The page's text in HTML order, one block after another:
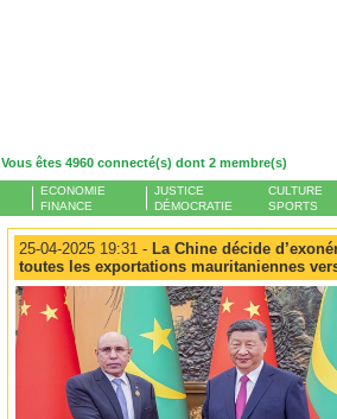
Vous êtes 4960 connecté(s) dont 2 membre(s)
ECONOMIE
FINANCE
JUSTICE
DÉMOCRATIE
CULTURE
SPORTS
25-04-2025 19:31 - La Chine décide
toutes les exportations mauritaniennes